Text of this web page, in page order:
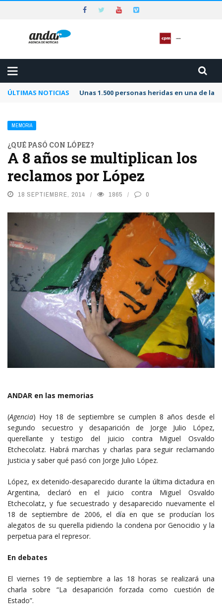
ÚLTIMAS NOTICIAS Unas 1.500 personas heridas en una de
MEMORIA
¿QUÉ PASÓ CON LÓPEZ?
A 8 años se multiplican los
reclamos por López
18 SEPTIEMBRE, 2014 1865 0
ANDAR en las memorias
(Agencia) Hoy 18 de septiembre se cumplen 8 años desde el
segundo secuestro y desaparición de Jorge Julio López,
querellante y testigo del juicio contra Miguel Osvaldo
Etchecolatz. Habrá marchas y charlas para seguir reclamando
justicia y saber qué pasó con Jorge Julio López.
López, ex detenido-desaparecido durante la última dictadura en
Argentina, declaró en el juicio contra Miguel Osvaldo
Etchecolatz, y fue secuestrado y desaparecido nuevamente el
18 de septiembre de 2006, el día en que se producían los
alegatos de su querella pidiendo la condena por Genocidio y la
perpetua para el represor.
En debates
El viernes 19 de septiembre a las 18 horas se realizará una
charla sobre “La desaparición forzada como cuestión de
Estado”.